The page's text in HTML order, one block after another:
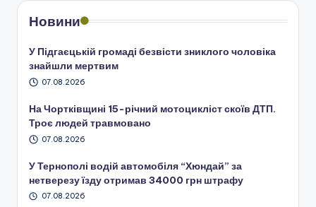
Новини
У Підгаєцькій громаді безвісти зниклого чоловіка
знайшли мертвим
07.08.2026
На Чортківщині 15-річний мотоцикліст скоїв ДТП.
Троє людей травмовано
07.08.2026
У Тернополі водій автомобіля “Хюндай” за
нетверезу їзду отримав 34000 грн штрафу
07.08.2026